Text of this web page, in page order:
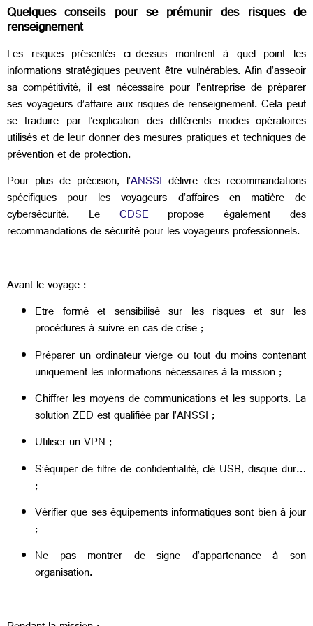
Quelques conseils pour se prémunir des risques de
renseignement
Les risques présentés ci-dessus montrent à quel point les
informations stratégiques peuvent être vulnérables. Afin d’asseoir
sa compétitivité, il est nécessaire pour l’entreprise de préparer
ses voyageurs d’affaire aux risques de renseignement. Cela peut
se traduire par l’explication des différents modes opératoires
utilisés et de leur donner des mesures pratiques et techniques de
prévention et de protection.
Pour plus de précision, l’ANSSI délivre des recommandations
spécifiques pour les voyageurs d’affaires en matière de
cybersécurité. Le CDSE propose également des
recommandations de sécurité pour les voyageurs professionnels.
Avant le voyage :
Etre formé et sensibilisé sur les risques et sur les
procédures à suivre en cas de crise ;
Préparer un ordinateur vierge ou tout du moins contenant
uniquement les informations nécessaires à la mission ;
Chiffrer les moyens de communications et les supports. La
solution ZED est qualifiée par l’ANSSI ;
Utiliser un VPN ;
S’équiper de filtre de confidentialité, clé USB, disque dur…
;
Vérifier que ses équipements informatiques sont bien à jour
;
Ne pas montrer de signe d’appartenance à son
organisation.